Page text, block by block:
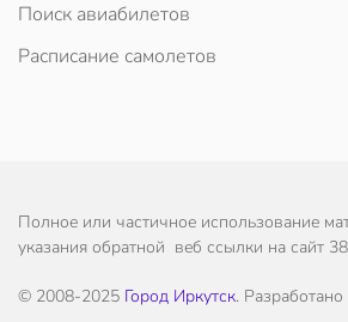
Поиск авиабилетов
Расписание самолетов
Полное или частичное использование
указания обратной веб ссылки на сайт
© 2008-2025 Город Иркутск.